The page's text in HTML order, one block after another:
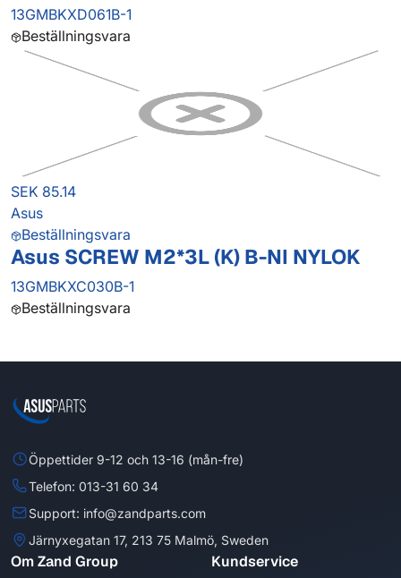
13GMBKXD061B-1
Beställningsvara
SEK 85.14
Asus
Beställningsvara
Asus SCREW M2*3L (K) B-NI NYLOK
13GMBKXC030B-1
Beställningsvara
Öppettider 9-12 och 13-16 (mån-fre)
Telefon: 013-31 60 34
Support: info@zandparts.com
Järnyxegatan 17, 213 75 Malmö, Sweden
Om Zand Group Kundservice